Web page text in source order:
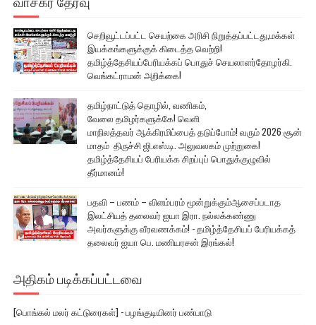
செறிவூட்டப்பட்ட செயற்கை அரிசி நிறுத்தப்பட்டது,மக்கள்
இயக்கங்களுக்குக் கிடைத்த வெற்றி!
தமிழ்த்தேசியப்பேரியக்கப் பொதுச் செயலாளர்தோழர்கி.
வெங்கட்ராமன் அறிக்கை!
தமிழ்நாட்டுத் தொழில், வணிகம்,
வேலை தமிழர்களுக்கே! வெளி
மாநிலத்தவர் ஆக்கிரமிப்பைத் தடுப்போம்! வரும் 2026 சூன்
மாதம் திருச்சி ஜி.எஸ்.டி. அலுவலகம் முற்றுகை!
தமிழ்த்தேசியப் பேரியக்க சிறப்புப் பொதுக்குழுவில்
தீர்மானம்!
பதவி – பணம் – விளம்பரம் மூன்றுக்கும்ஆசைப்படாத
இலட்சியத் தலைவர் ஐயா இரா. நல்லக்கண்ணு
அவர்களுக்கு வீரவணக்கம்! - தமிழ்த்தேசியப் பேரியக்கத்
தலைவர் ஐயா பெ. மணியரசன் இரங்கல்!
அதிகம் படிக்கப்பட்டவை
[பொங்கல் மலர் கட்டுரைகள்] - பழங்குடியினர் பண்பாடு